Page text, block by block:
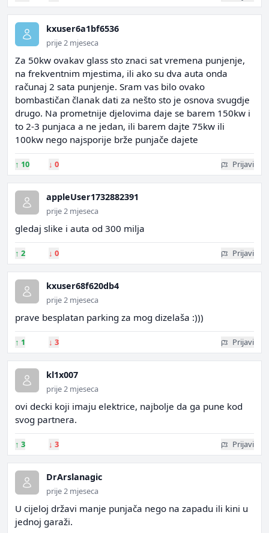
kxuser6a1bf6536
prije 2 mjeseca
Za 50kw ovakav glass sto znaci sat vremena punjenje,
na frekventnim mjestima, ili ako su dva auta onda
računaj 2 sata punjenje. Sram vas bilo ovako
bombastičan članak dati za nešto sto je osnova svugdje
drugo. Na prometnije djelovima daje se barem 150kw i
to 2-3 punjaca a ne jedan, ili barem dajte 75kw ili
100kw nego najsporije brže punjače dajete
↑ 10 ↓ 0 Prijavi
appleUser1732882391
prije 2 mjeseca
gledaj slike i auta od 300 milja
↑ 2 ↓ 0 Prijavi
kxuser68f620db4
prije 2 mjeseca
prave besplatan parking za mog dizelaša :)))
↑ 1 ↓ 3 Prijavi
kl1x007
prije 2 mjeseca
ovi decki koji imaju elektrice, najbolje da ga pune kod
svog partnera.
↑ 3 ↓ 3 Prijavi
DrArslanagic
prije 2 mjeseca
U cijeloj državi manje punjača nego na zapadu ili kini u
jednoj garaži.